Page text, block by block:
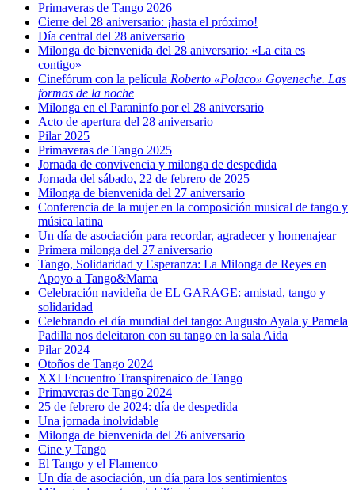
Primaveras de Tango 2026
Cierre del 28 aniversario: ¡hasta el próximo!
Día central del 28 aniversario
Milonga de bienvenida del 28 aniversario: «La cita es
contigo»
Cinefórum con la película Roberto «Polaco» Goyeneche. Las
formas de la noche
Milonga en el Paraninfo por el 28 aniversario
Acto de apertura del 28 aniversario
Pilar 2025
Primaveras de Tango 2025
Jornada de convivencia y milonga de despedida
Jornada del sábado, 22 de febrero de 2025
Milonga de bienvenida del 27 aniversario
Conferencia de la mujer en la composición musical de tango y
música latina
Un día de asociación para recordar, agradecer y homenajear
Primera milonga del 27 aniversario
Tango, Solidaridad y Esperanza: La Milonga de Reyes en
Apoyo a Tango&Mama
Celebración navideña de EL GARAGE: amistad, tango y
solidaridad
Celebrando el día mundial del tango: Augusto Ayala y Pamela
Padilla nos deleitaron con su tango en la sala Aida
Pilar 2024
Otoños de Tango 2024
XXI Encuentro Transpirenaico de Tango
Primaveras de Tango 2024
25 de febrero de 2024: día de despedida
Una jornada inolvidable
Milonga de bienvenida del 26 aniversario
Cine y Tango
El Tango y el Flamenco
Un día de asociación, un día para los sentimientos